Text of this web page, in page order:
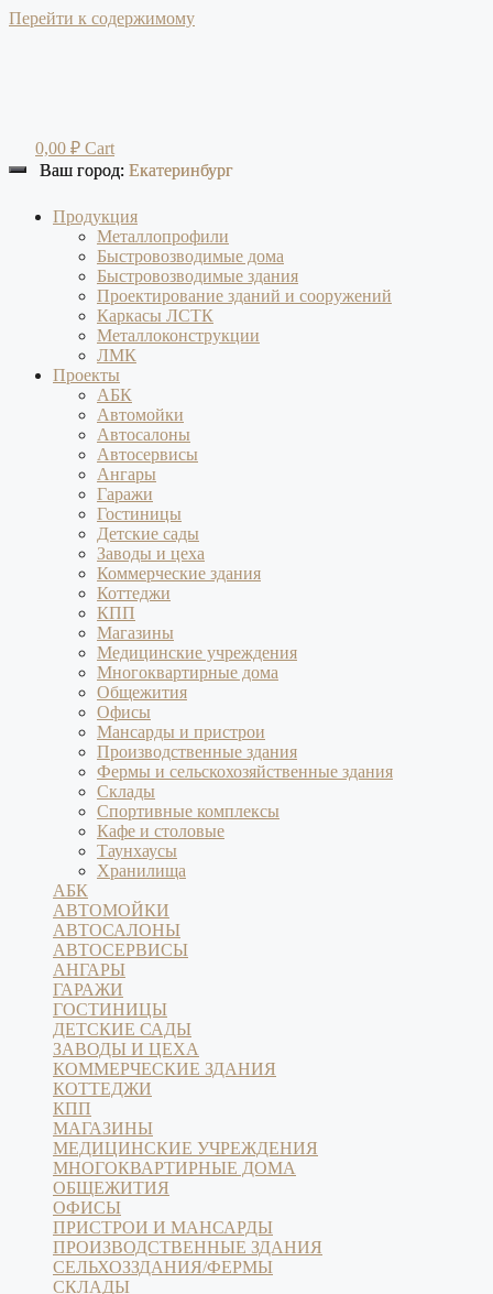
Перейти к содержимому
0,00 ₽ Cart
Продукция
Металлопрофили
Быстровозводимые дома
Быстровозводимые здания
Проектирование зданий и сооружений
Каркасы ЛСТК
Металлоконструкции
ЛМК
Проекты
АБК
Автомойки
Автосалоны
Автосервисы
Ангары
Гаражи
Гостиницы
Детские сады
Заводы и цеха
Коммерческие здания
Коттеджи
КПП
Магазины
Медицинские учреждения
Многоквартирные дома
Общежития
Офисы
Мансарды и пристрои
Производственные здания
Фермы и сельскохозяйственные здания
Склады
Спортивные комплексы
Кафе и столовые
Таунхаусы
Хранилища
АБК
АВТОМОЙКИ
АВТОСАЛОНЫ
АВТОСЕРВИСЫ
АНГАРЫ
ГАРАЖИ
ГОСТИНИЦЫ
ДЕТСКИЕ САДЫ
ЗАВОДЫ И ЦЕХА
КОММЕРЧЕСКИЕ ЗДАНИЯ
КОТТЕДЖИ
КПП
МАГАЗИНЫ
МЕДИЦИНСКИЕ УЧРЕЖДЕНИЯ
МНОГОКВАРТИРНЫЕ ДОМА
ОБЩЕЖИТИЯ
ОФИСЫ
ПРИСТРОИ И МАНСАРДЫ
ПРОИЗВОДСТВЕННЫЕ ЗДАНИЯ
СЕЛЬХОЗЗДАНИЯ/ФЕРМЫ
СКЛАДЫ
Ваш город: Екатеринбург
Ваш город: Екатеринбург